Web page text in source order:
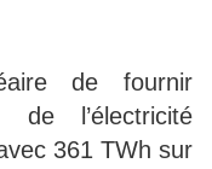
de fournir
de l’électricité
361 TWh sur